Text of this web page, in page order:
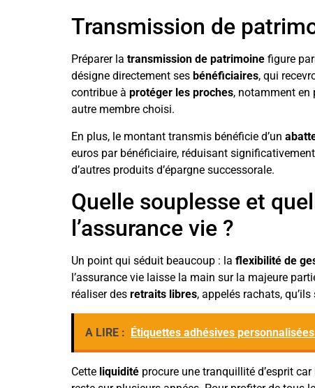
Transmission de
Préparer la transmission de patrimoine figure
désigne directement ses bénéficiaires, qui
contribue à protéger les proches, notamment
autre membre choisi.
En plus, le montant transmis bénéficie d’un
euros par bénéficiaire, réduisant
d’autres produits d’épargne successorale.
Quelle souplesse et
l’assurance vie ?
Un point qui séduit beaucoup : la flexibilité de
l’assurance vie laisse la main sur la majeure
réaliser des retraits libres, appelés rachats,
A LIRE : Étiquettes adhésives
Cette liquidité procure une tranquillité d’esprit